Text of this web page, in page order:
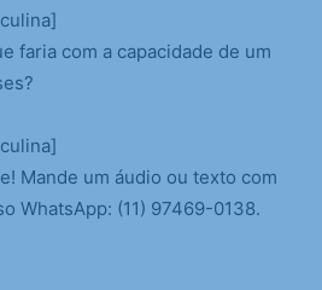
faria com a capacidade de um
Mande um áudio ou texto com
WhatsApp: (11) 97469-0138.